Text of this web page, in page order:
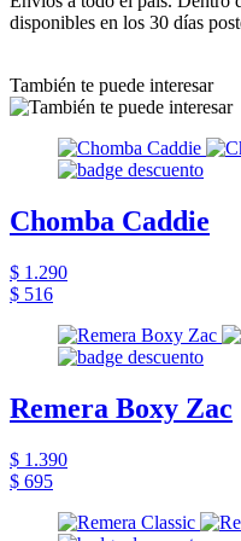
disponibles en los 30 días
También te puede interesar
Chomba Caddie
$ 1.290
$ 516
Remera Boxy Zac
$ 1.390
$ 695